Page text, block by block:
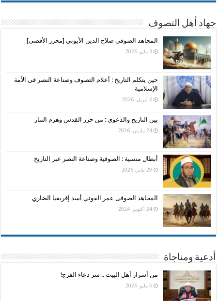
جهاد أهل التصوف
المجاهد الصوفى صلاح الدين الأيوبي [محرر الأقصى]
3 مايو، 2026
حين يتكلم التاريخ : أعلام التصوف وصناعة النصر فى الأمة
الإسلامية
6 أبريل، 2026
بين التاريخ والدعوى : من حرر القدس وهزم التتار
24 مارس، 2026
أبطال منسية : الصوفية وصناعة النصر عبر التاريخ
29 يناير، 2026
المجاهد الصوفى عمر الفوتي أسد إفريقيا الضاري
24 أكتوبر، 2024
أدعية ومناجاة
من أسرار أهل البيت .. سر دعاء الفرج!
5 مايو، 2026